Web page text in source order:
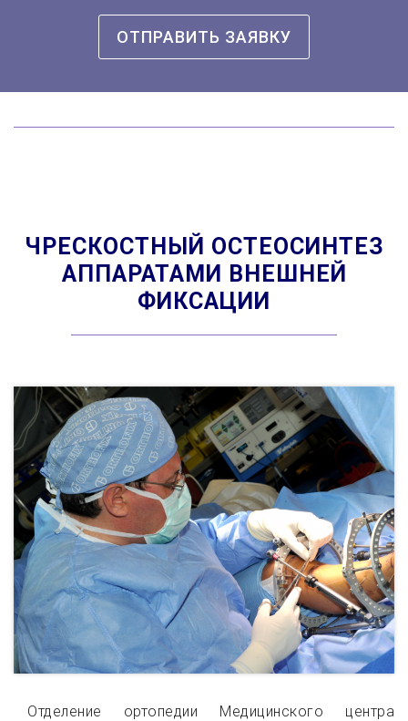
ОТПРАВИТЬ ЗАЯВКУ
ЧРЕСКОСТНЫЙ ОСТЕОСИНТЕЗ
АППАРАТАМИ ВНЕШНЕЙ
ФИКСАЦИИ
Отделение ортопедии Медицинского центра